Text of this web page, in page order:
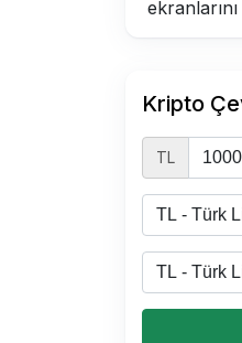
Kripto
TL